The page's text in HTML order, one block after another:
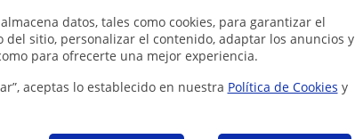
datos, tales como cookies, para garantizar el
del sitio, personalizar el contenido, adaptar los anuncios y
para ofrecerte una mejor experiencia.
aceptas lo establecido en nuestra Política de Cookies y
algún error en este perfil?Cuéntanos